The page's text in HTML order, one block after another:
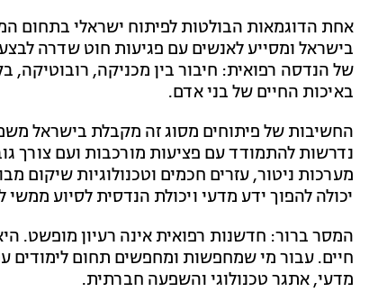
בישראל ומסייע לאנשים עם פגיעות חוט שדרה
של הנדסה רפואית: חיבור בין מכניקה, רובוטיקה,
באיכות החיים של בני אדם.
החשיבות של פיתוחים מסוג זה מקבלת בישראל
נדרשות להתמודד עם פציעות מורכבות ועם צורך
מערכות ניטור, עזרים חכמים וטכנולוגיות שיקום
יכולה להפוך ידע מדעי ויכולת הנדסית לסיוע
המסר ברור: חדשנות רפואית אינה רעיון מופשט.
חיים. עבור מי שמחפשות ומחפשים תחום לימודים
מדעי, אתגר טכנולוגי והשפעה חברתית.